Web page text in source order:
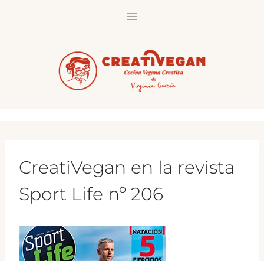
CreatiVegan en la revista
Sport Life nº 206